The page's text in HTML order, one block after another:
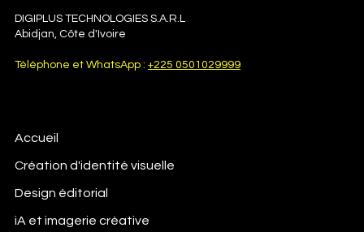
Abidjan, Côte d'Ivoire
Accueil
Création d'identité visuelle
Design éditorial